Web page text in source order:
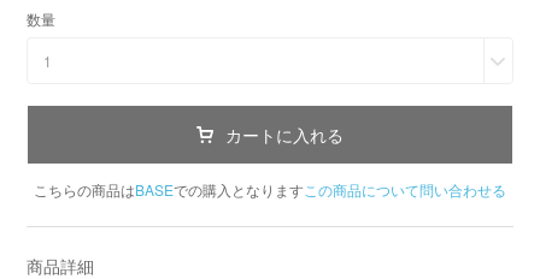
数量
1
カートに入れる
こちらの商品はBASEでの購入となります この商品について問い合わせる
商品詳細